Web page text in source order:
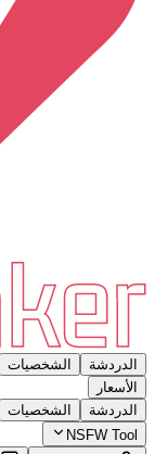
الدردشة الشخصيات
الأسعار
الدردشة
الشخصيات
NSFW Tool